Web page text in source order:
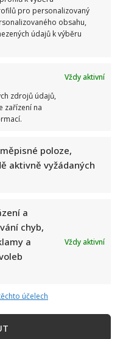
pro personalizovaný
obsahu,
údajů k výběru
Vždy aktivní
zdrojů údajů,
zařízení na
poloze,
aktivně vyžádaných
a
chyb,
a
Vždy aktivní
účelech